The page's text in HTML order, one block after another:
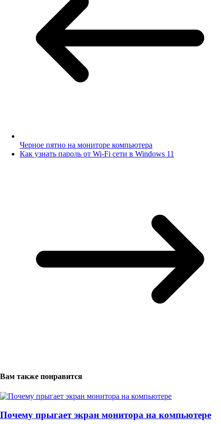
Черное пятно на мониторе компьютера
Как узнать пароль от Wi-Fi сети в Windows 11
Вам также понравится
Почему прыгает экран монитора на компьютере